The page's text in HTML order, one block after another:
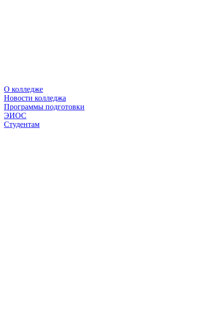
О колледже
Новости колледжа
Программы подготовки
ЭИОС
Студентам